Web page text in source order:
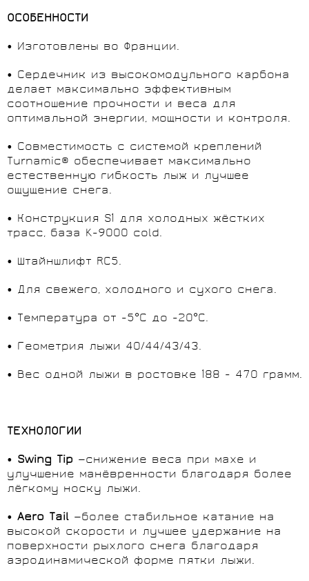
ОСОБЕННОСТИ
• Изготовлены во Франции.
• Сердечник из высокомодульного карбона
делает максимально эффективным
соотношение прочности и веса для
оптимальной энергии, мощности и контроля.
• Совместимость с системой креплений
Turnamic® обеспечивает максимально
естественную гибкость лыж и лучшее
ощущение снега.
• Конструкция S1 для холодных жёстких
трасс, база K-9000 cold.
• Штайншлифт RC5.
• Для свежего, холодного и сухого снега.
• Температура от -5°C до -20°C.
• Геометрия лыжи 40/44/43/43.
• Вес одной лыжи в ростовке 188 - 470 грамм.
ТЕХНОЛОГИИ
• Swing Tip —снижение веса при махе и
улучшение манёвренности благодаря более
лёгкому носку лыжи.
• Aero Tail —более стабильное катание на
высокой скорости и лучшее удержание на
поверхности рыхлого снега благодаря
аэродинамической форме пятки лыжи.